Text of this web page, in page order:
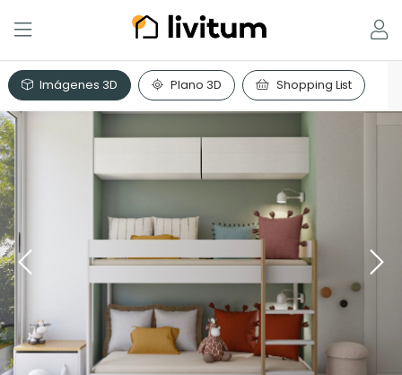
Imágenes 3D Plano 3D Shopping List